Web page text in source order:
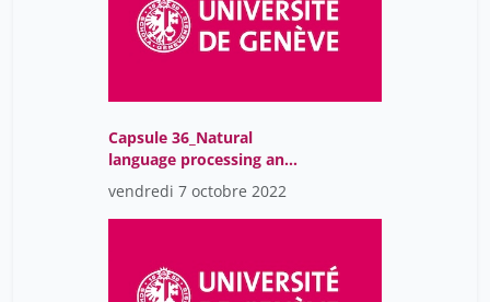
Capsule 36_Natural
language processing and
its application
vendredi 7 octobre 2022